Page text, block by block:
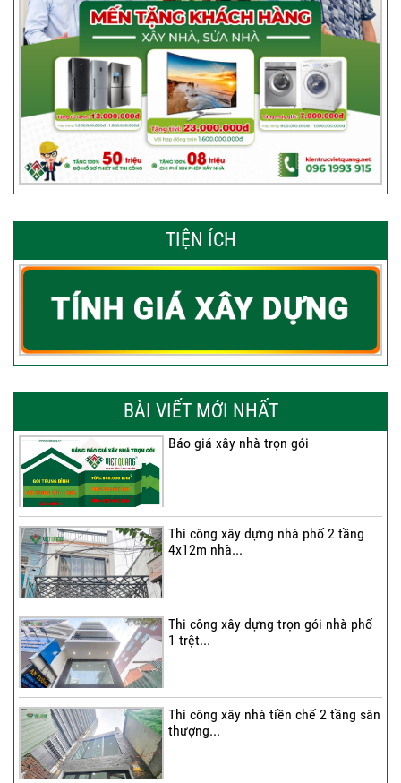
TIỆN ÍCH
BÀI VIẾT MỚI NHẤT
Báo giá xây nhà trọn gói
Thi công xây dựng nhà phố 2 tầng
4x12m nhà...
Thi công xây dựng trọn gói nhà phố
1 trệt...
Thi công xây nhà tiền chế 2 tầng sân
thượng...